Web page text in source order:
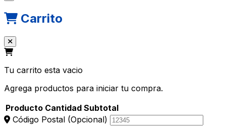
Carrito
Tu carrito esta vacio
Agrega productos para iniciar tu compra.
Producto Cantidad Subtotal
Código Postal (Opcional)